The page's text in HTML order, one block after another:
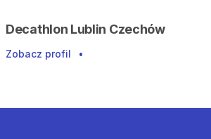
Decathlon Lublin Czechów
Zobacz profil •